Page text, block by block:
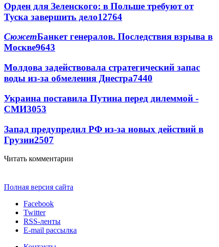
Орден для Зеленского: в Польше требуют от
Туска завершить дело12764
СюжетБанкет генералов. Последствия взрыва в
Москве9643
Молдова задействовала стратегический запас
воды из-за обмеления Днестра7440
Украина поставила Путина перед дилеммой -
СМИ3053
Запад предупредил РФ из-за новых действий в
Грузии2507
Читать комментарии
Полная версия сайта
Facebook
Twitter
RSS-ленты
E-mail рассылка